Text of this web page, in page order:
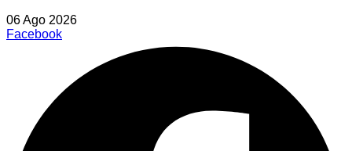
06 Ago 2026
Facebook